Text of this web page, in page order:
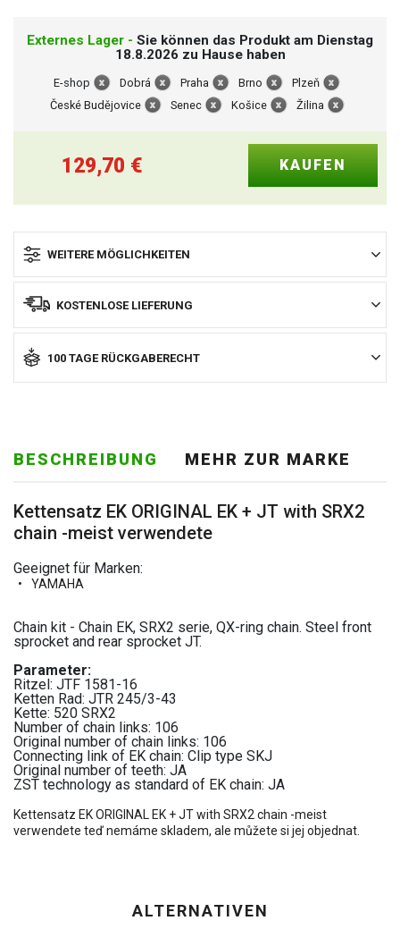
Externes Lager - Sie können das Produkt am Dienstag
18.8.2026 zu Hause haben
E-shop Dobrá Praha Brno
Plzeň
České Budějovice
Senec Košice Žilina
129,70 €
WEITERE MÖGLICHKEITEN
KOSTENLOSE LIEFERUNG
100 TAGE RÜCKGABERECHT
BESCHREIBUNG MEHR ZUR MARKE
Kettensatz EK ORIGINAL EK + JT with SRX2
chain -meist verwendete
Geeignet für Marken:
YAMAHA
Chain kit - Chain EK, SRX2 serie, QX-ring chain. Steel front
sprocket and rear sprocket JT.
Parameter:
Ritzel: JTF 1581-16
Ketten Rad: JTR 245/3-43
Kette: 520 SRX2
Number of chain links: 106
Original number of chain links: 106
Connecting link of EK chain: Clip type SKJ
Original number of teeth: JA
ZST technology as standard of EK chain: JA
Kettensatz EK ORIGINAL EK + JT with SRX2 chain -meist
verwendete teď nemáme skladem, ale můžete si jej objednat.
ALTERNATIVEN